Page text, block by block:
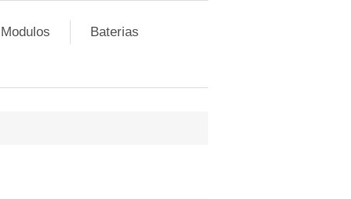
Modulos
Baterias